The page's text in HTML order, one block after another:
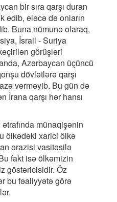
bir sıra qarşı duran
edib, eləcə də onların
Buna nümunə olaraq,
İsrail - Suriya
görüşləri
Azərbaycan üçüncü
dövlətlərə qarşı
verməyib. Bu gün də
İrana qarşı hər hansı
münaqişənin
ölkədəki xarici ölkə
ərazisi vasitəsilə
fakt isə ölkəmizin
göstəricisidir. Öz
bu fəaliyyətə görə